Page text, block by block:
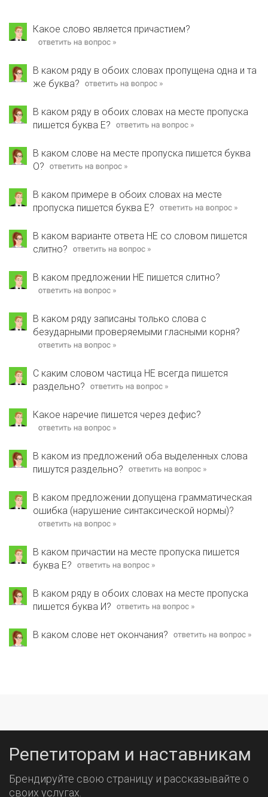
Какое слово является причастием?
В каком ряду в обоих словах пропущена одна и та
же буква?
В каком ряду в обоих словах на месте пропуска
пишется буква Е?
В каком слове на месте пропуска пишется буква
О?
В каком примере в обоих словах на месте
пропуска пишется буква Е?
В каком варианте ответа НЕ со словом пишется
слитно?
В каком предложении НЕ пишется слитно?
В каком ряду записаны только слова с
безударными проверяемыми гласными корня?
С каким словом частица НЕ всегда пишется
раздельно?
Какое наречие пишется через дефис?
В каком из предложений оба выделенных слова
пишутся раздельно?
В каком предложении допущена грамматическая
ошибка (нарушение синтаксической нормы)?
В каком причастии на месте пропуска пишется
буква Е?
В каком ряду в обоих словах на месте пропуска
пишется буква И?
В каком слове нет окончания?
Репетиторам и наставникам
Брендируйте свою страницу и рассказывайте о
своих услугах.